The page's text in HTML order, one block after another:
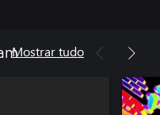
Mostrar tudo